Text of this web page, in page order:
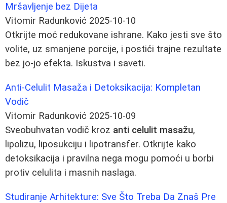
Mršavljenje bez Dijeta
Vitomir Radunković 2025-10-10
Otkrijte moć redukovane ishrane. Kako jesti sve što
volite, uz smanjene porcije, i postići trajne rezultate
bez jo-jo efekta. Iskustva i saveti.
Anti-Celulit Masaža i Detoksikacija: Kompletan
Vodič
Vitomir Radunković 2025-10-09
Sveobuhvatan vodič kroz anti celulit masažu,
lipolizu, liposukciju i lipotransfer. Otkrijte kako
detoksikacija i pravilna nega mogu pomoći u borbi
protiv celulita i masnih naslaga.
Studiranje Arhitekture: Sve Što Treba Da Znaš Pre